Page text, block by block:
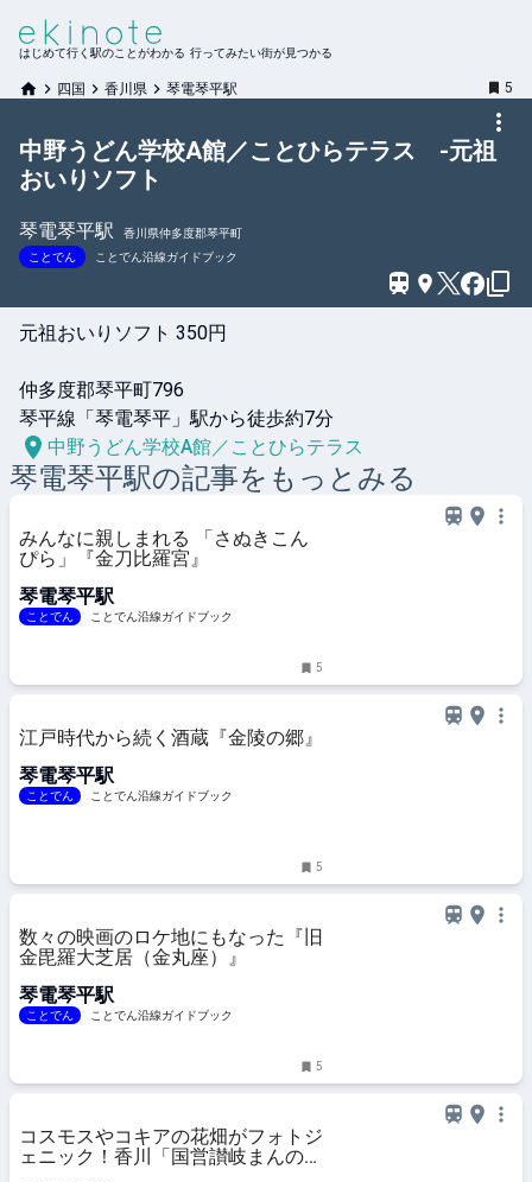
はじめて行く駅のことがわかる 行ってみたい街が見つかる
四国 香川県 琴電琴平駅 5
中野うどん学校A館／ことひらテラス -元祖
おいりソフト
琴電琴平駅
香川県仲多度郡琴平町
ことでん
ことでん沿線ガイドブック
元祖おいりソフト 350円
仲多度郡琴平町796
琴平線「琴電琴平」駅から徒歩約7分
中野うどん学校A館／ことひらテラス
琴電琴平駅の記事をもっとみる
みんなに親しまれる 「さぬきこん
ぴら」『金刀比羅宮』
琴電琴平駅
ことでん ことでん沿線ガイドブック
5
江戸時代から続く酒蔵『金陵の郷』
琴電琴平駅
ことでん ことでん沿線ガイドブック
5
数々の映画のロケ地にもなった『旧
金毘羅大芝居（金丸座）』
琴電琴平駅
ことでん ことでん沿線ガイドブック
5
コスモスやコキアの花畑がフォトジ
ェニック！香川「国営讃岐まんのう